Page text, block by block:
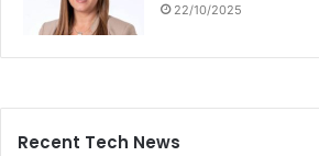
22/10/2025
Recent Tech News